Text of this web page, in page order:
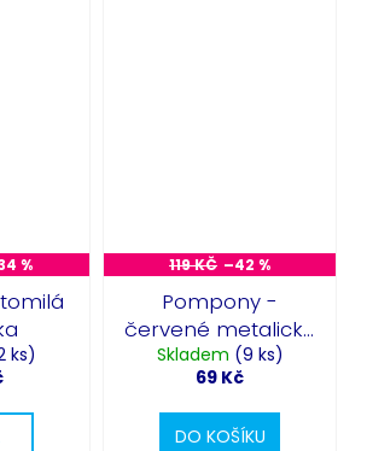
%
ks)
119 KČ –42 %
Pompony -
červené metalické
2ks
Skladem (9 ks)
69 Kč
DO KOŠÍKU